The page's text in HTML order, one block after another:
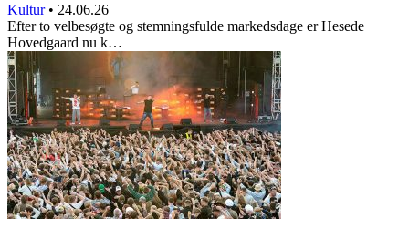
Kultur • 24.06.26
Efter to velbesøgte og stemningsfulde markedsdage er Hesede
Hovedgaard nu k…